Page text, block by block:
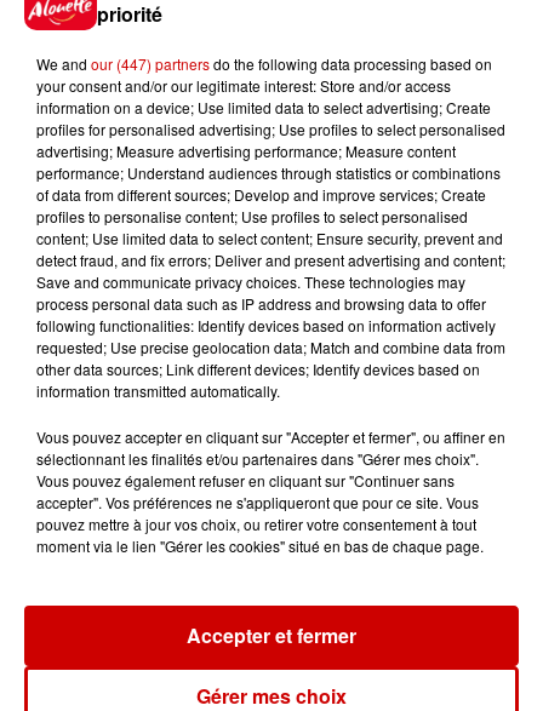
à Coulon !
Le Duel - Gagnez vos entrées
pour l'un des zoos de nos
régions !
Destination Vacances - Gagnez
votre séjour en famille au cœur
de la...
Destination Vacances : inscrivez-
vous !
priorité
We and our (447) partnersdo the following data processing based on
your consent and/or our legitimate interest: Store and/or access
information on a device; Use limited data to select advertising; Create
profiles for personalised advertising; Use profiles to select personalised
advertising; Measure advertising performance; Measure content
performance; Understand audiences through statistics or combinations
of data from different sources; Develop and improve services; Create
profiles to personalise content; Use profiles to select personalised
content; Use limited data to select content; Ensure security, prevent and
detect fraud, and fix errors; Deliver and present advertising and content;
Save and communicate privacy choices. These technologies may
process personal data such as IP address and browsing data to offer
following functionalities: Identify devices based on information actively
requested; Use precise geolocation data; Match and combine data from
other data sources; Link different devices; Identify devices based on
information transmitted automatically.
Vous pouvez accepter en cliquant sur "Accepter et fermer", ou affiner en
sélectionnant les finalités et/ou partenaires dans "Gérer mes choix".
Vous pouvez également refuser en cliquant sur "Continuer sans
accepter". Vos préférences ne s'appliqueront que pour ce site. Vous
pouvez mettre à jour vos choix, ou retirer votre consentement à tout
moment via le lien "Gérer les cookies" situé en bas de chaque page.
Gérer mes choix
Accepter et fermer